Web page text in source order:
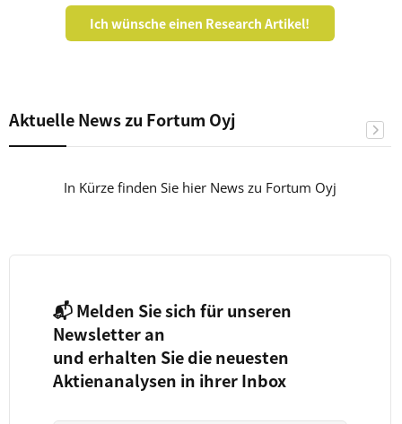
Ich wünsche einen Research Artikel!
Aktuelle News zu Fortum Oyj
In Kürze finden Sie hier News zu Fortum Oyj
📬 Melden Sie sich für unseren
Newsletter an
und erhalten Sie die neuesten
Aktienanalysen in ihrer Inbox